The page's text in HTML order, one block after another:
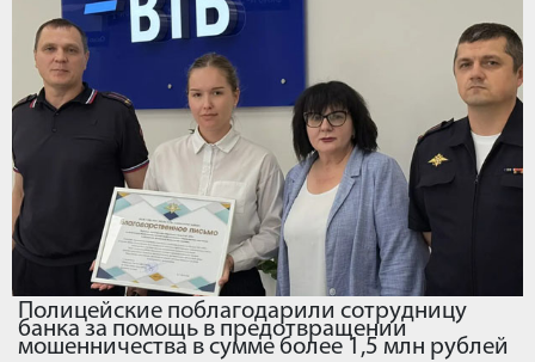
Полицейские поблагодарили сотрудницу
банка за помощь в предотвращении
мошенничества в сумме более 1,5 млн рублей